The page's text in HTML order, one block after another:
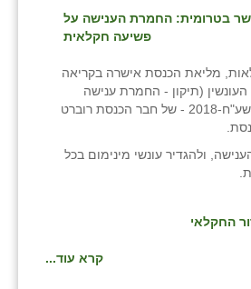
מליאת הכנסת אישרה בקריאה
(תיקון - החמרת ענישה
בפשיעה חקלאית), התשע"ח-2018 - של חבר הכנסת רוברט
ולהגדיר עונשי מינימום בכל
החקלאי
קרא עוד...